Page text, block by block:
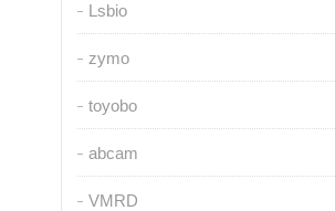
Lsbio
zymo
toyobo
abcam
VMRD